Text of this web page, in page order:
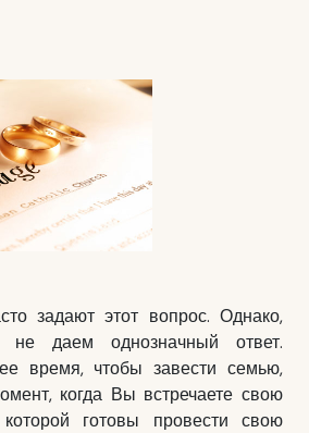
задают этот вопрос. Однако,
даем однозначный ответ.
время, чтобызавести семью,
когда Вы встречаете свою
готовы провести свою